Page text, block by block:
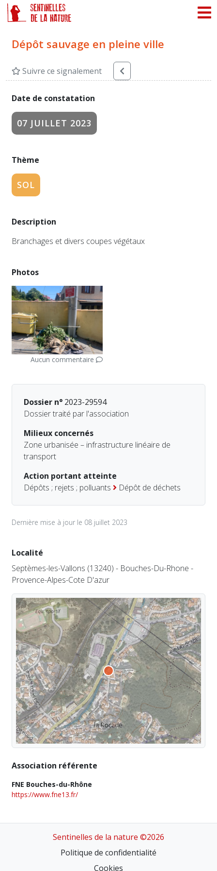
Dépôt sauvage en pleine ville
Suivre ce signalement
Date de constatation
07 JUILLET 2023
Thème
SOL
Description
Branchages et divers coupes végétaux
Photos
Aucun commentaire
Dossier n° 2023-29594
Dossier traité par l'association
Milieux concernés
Zone urbanisée – infrastructure linéaire de
transport
Action portant atteinte
Dépôts ; rejets ; polluants
Dépôt de déchets
Dernière mise à jour le 08 juillet 2023
Localité
Septèmes-les-Vallons (13240) - Bouches-Du-Rhone -
Provence-Alpes-Cote D'azur
Association référente
FNE Bouches-du-Rhône
https://www.fne13.fr/
Sentinelles de la nature ©2026
Politique de confidentialité
Cookies
Panneau de gestion des cookies